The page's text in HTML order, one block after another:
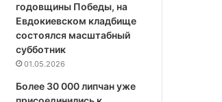
годовщины Победы, на
Евдокиевском кладбище
состоялся масштабный
субботник
01.05.2026
Более 30 000 липчан уже